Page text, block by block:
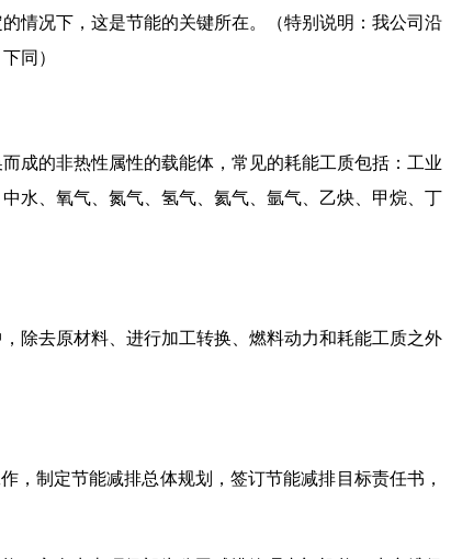
情况下，这是节能的关键所在。（特别说明：我公司沿
同）
成的非热性属性的载能体，常见的耗能工质包括：工业
水、氧气、氮气、氢气、氦气、氩气、乙炔、甲烷、丁
除去原材料、进行加工转换、燃料动力和耗能工质之外
，制定节能减排总体规划，签订节能减排目标责任书，